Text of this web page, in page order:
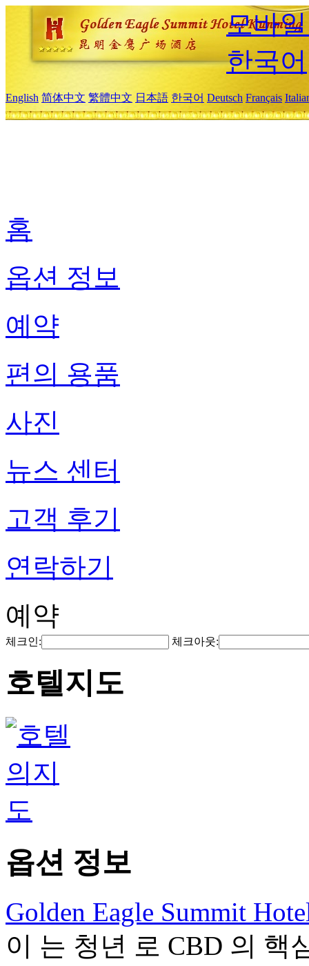
모바
한국어
English 简体中文 繁體中文 日本語 한국어 Deutsch Français
홈
옵션 정보
예약
편의 용품
사진
뉴스 센터
고객 후기
연락하기
예약
체크인: 체크아웃:
호텔지도
옵션 정보
Golden Eagle Summit
이 는 청년 로 CBD 의 핵